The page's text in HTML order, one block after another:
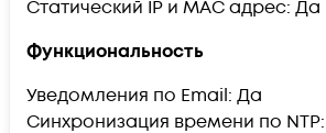
Статический IP и MAC адрес: Да
Функциональность
Уведомления по Email: Да
Синхронизация времени по